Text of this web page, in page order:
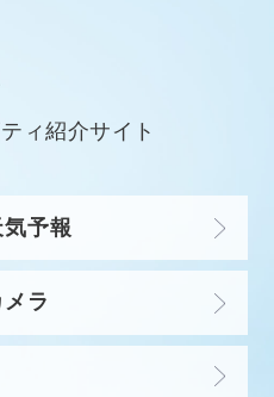
ィ紹介サイト
予報
ラ